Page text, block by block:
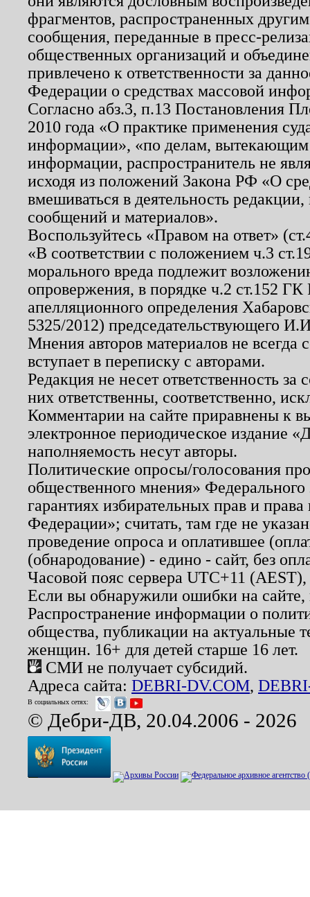
фрагментов, распространенных
сообщения, переданные в пресс-
общественных организаций и
привлечено к ответственности за
Федерации о средствах массовой
Согласно абз.3, п.13 Постановления
2010 года «О практике применения
информации», «по делам, вытекающим
информации, распространитель не
исходя из положений Закона РФ «О
вмешиваться в деятельность
сообщений и материалов».
Воспользуйтесь «Правом на ответ»
«В соответствии с положением ч.3
морального вреда подлежит
опровержения, в порядке ч.2 ст.152
апелляционного определения
5325/2012) председательствующего
Мнения авторов материалов не
вступает в переписку с авторами.
Редакция не несет ответственность
них ответственны, соответственно,
Комментарии на сайте приравнены к
электронное периодическое издание
наполняемость несут авторы.
Политические опросы/голосования
общественного мнения»
гарантиях избирательных прав и
Федерации»; считать, там где не
проведение опроса и оплатившее
(обнародование) - едино - сайт, без
Часовой пояс сервера UTC+11
Если вы обнаружили ошибки на
Распространение информации о
общества, публикации на актуальные
женщин. 16+ для детей старше 16 лет.
СМИ не получает субсидий.
Адреса сайта: DEBRI-DV.COM,
В социальных сетях:
© Дебри-ДВ, 20.04.2006 - 2026